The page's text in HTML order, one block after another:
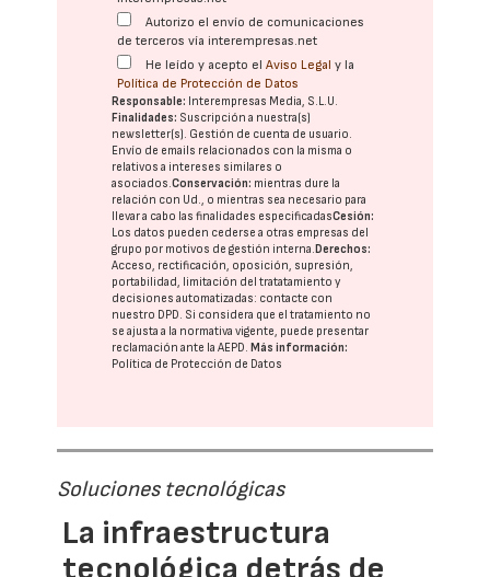
Autorizo el envío de comunicaciones
de terceros vía interempresas.net
He leído y acepto elAviso Legal y la
Política de Protección de Datos
Responsable: Interempresas Media, S.L.U.
Finalidades: Suscripción a nuestra(s)
newsletter(s). Gestión de cuenta de usuario.
Envío de emails relacionados con la misma o
relativos a intereses similares o
asociados.Conservación: mientras dure la
relación con Ud., o mientras sea necesario para
llevar a cabo las finalidades especificadasCesión:
Los datos pueden cederse a otras empresas del
grupo por motivos de gestión interna.Derechos:
Acceso, rectificación, oposición, supresión,
portabilidad, limitación del tratatamiento y
decisiones automatizadas: contacte con
nuestro DPD. Si considera que el tratamiento no
se ajusta a la normativa vigente, puede presentar
reclamación ante laAEPD.Más información:
Política de Protección de Datos
Soluciones tecnológicas
La infraestructura